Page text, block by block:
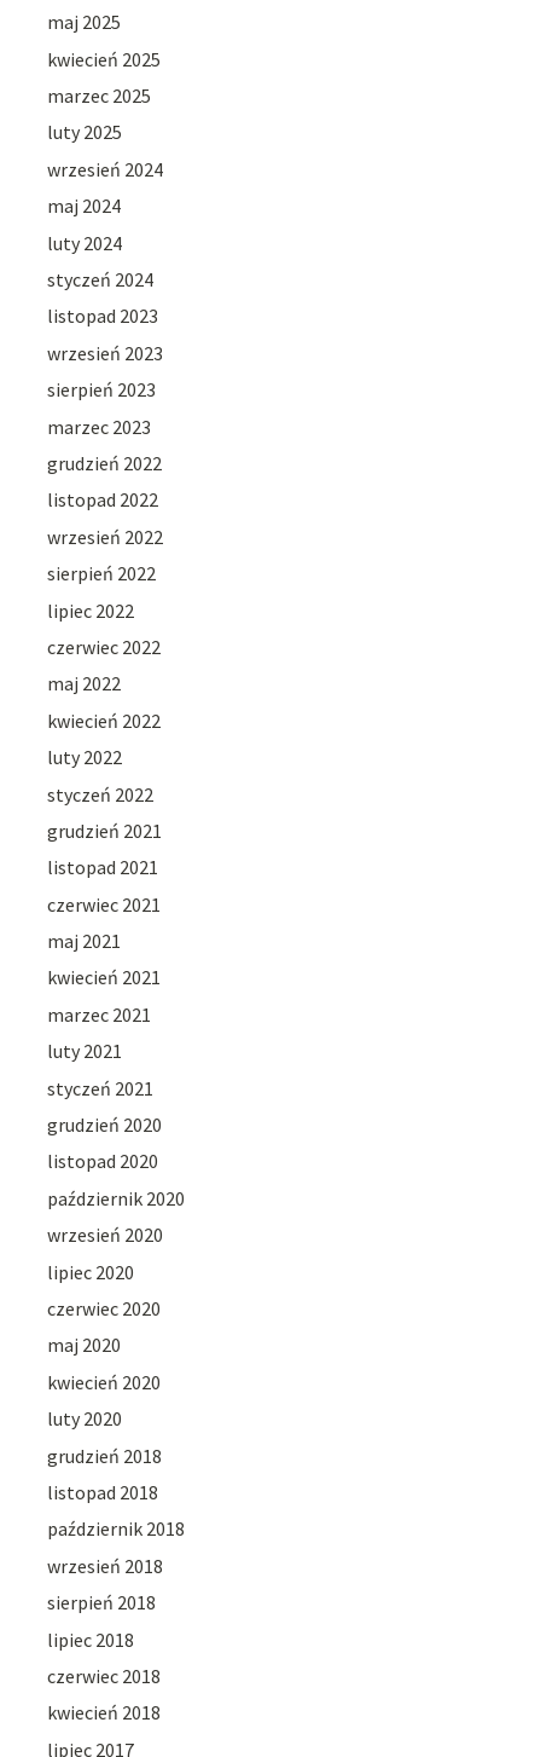
maj 2025
kwiecień 2025
marzec 2025
luty 2025
wrzesień 2024
maj 2024
luty 2024
styczeń 2024
listopad 2023
wrzesień 2023
sierpień 2023
marzec 2023
grudzień 2022
listopad 2022
wrzesień 2022
sierpień 2022
lipiec 2022
czerwiec 2022
maj 2022
kwiecień 2022
luty 2022
styczeń 2022
grudzień 2021
listopad 2021
czerwiec 2021
maj 2021
kwiecień 2021
marzec 2021
luty 2021
styczeń 2021
grudzień 2020
listopad 2020
październik 2020
wrzesień 2020
lipiec 2020
czerwiec 2020
maj 2020
kwiecień 2020
luty 2020
grudzień 2018
listopad 2018
październik 2018
wrzesień 2018
sierpień 2018
lipiec 2018
czerwiec 2018
kwiecień 2018
lipiec 2017